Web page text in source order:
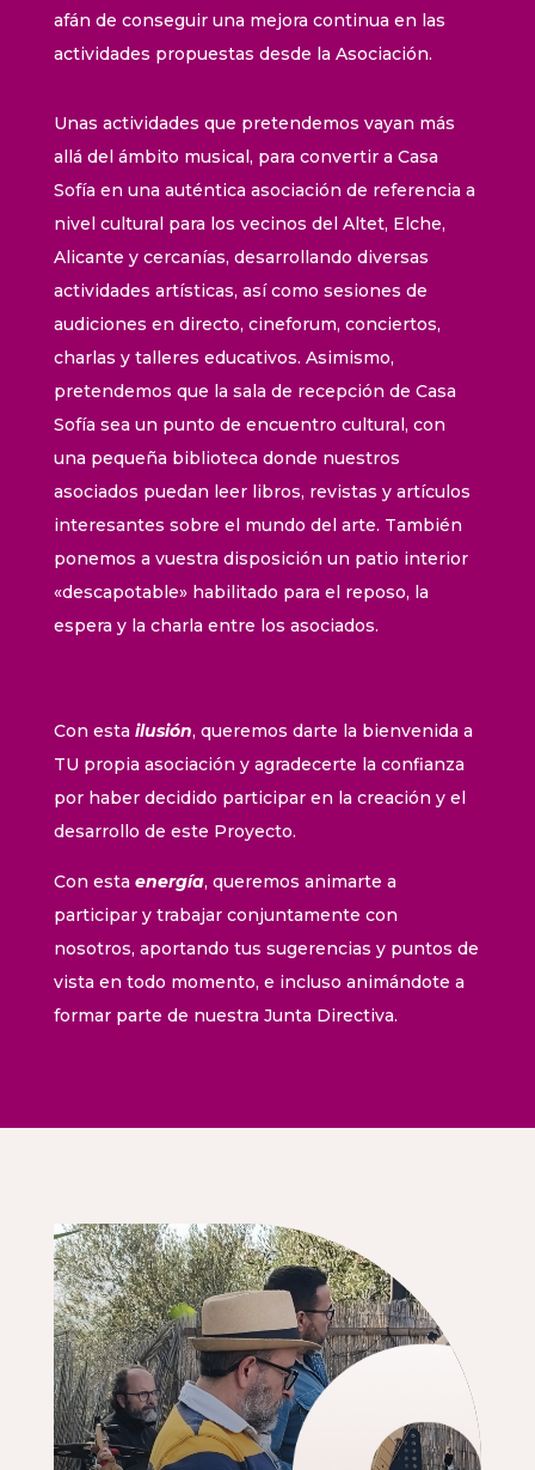
afán de conseguir una mejora continua en las
actividades propuestas desde la Asociación.
Unas actividades que pretendemos vayan más
allá del ámbito musical, para convertir a Casa
Sofía en una auténtica asociación de referencia a
nivel cultural para los vecinos del Altet, Elche,
Alicante y cercanías, desarrollando diversas
actividades artísticas, así como sesiones de
audiciones en directo, cineforum, conciertos,
charlas y talleres educativos. Asimismo,
pretendemos que la sala de recepción de Casa
Sofía sea un punto de encuentro cultural, con
una pequeña biblioteca donde nuestros
asociados puedan leer libros, revistas y artículos
interesantes sobre el mundo del arte. También
ponemos a vuestra disposición un patio interior
«descapotable» habilitado para el reposo, la
espera y la charla entre los asociados.
Con esta ilusión, queremos darte la bienvenida a
TU propia asociación y agradecerte la confianza
por haber decidido participar en la creación y el
desarrollo de este Proyecto.
Con esta energía, queremos animarte a
participar y trabajar conjuntamente con
nosotros, aportando tus sugerencias y puntos de
vista en todo momento, e incluso animándote a
formar parte de nuestra Junta Directiva.